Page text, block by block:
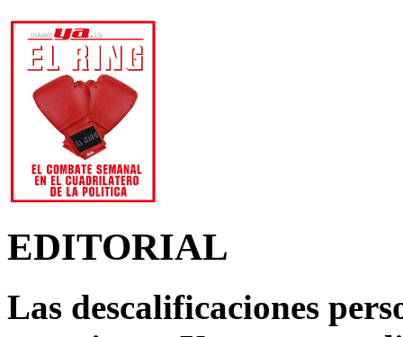
EDITORIAL
Las descalificaciones